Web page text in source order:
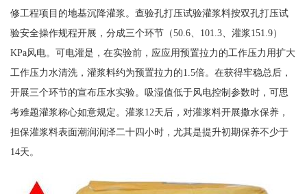
修工程项目的地基沉降灌浆。查验孔打压试验灌浆料按双孔打压试
验安全操作规程开展，分成三个环节（50.6、101.3、灌浆151.9）
KPa风电。可电灌是，在实验前，应应用预置拉力的工作压力用扩大
工作压力水清洗，灌浆料约为预置拉力的1.5倍。在获得牢稳总后，
开展三个环节的宣布压水实验。吸湿值低于风电控制参数时，可思
考难题灌浆称心如意规定。灌浆12天后，对灌浆料开展撒水保养，
担保灌浆料表面潮润润泽二十四小时，尤其是提升初期保养不少于
14天。